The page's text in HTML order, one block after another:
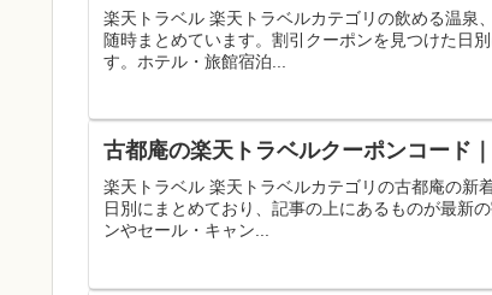
楽天トラベル 楽天トラベルカテゴリの飲める温泉
随時まとめています。割引クーポンを見つけた日
す。ホテル・旅館宿泊...
古都庵の楽天トラベルクーポンコード
楽天トラベル 楽天トラベルカテゴリの古都庵の新
日別にまとめており、記事の上にあるものが最新
ンやセール・キャン...